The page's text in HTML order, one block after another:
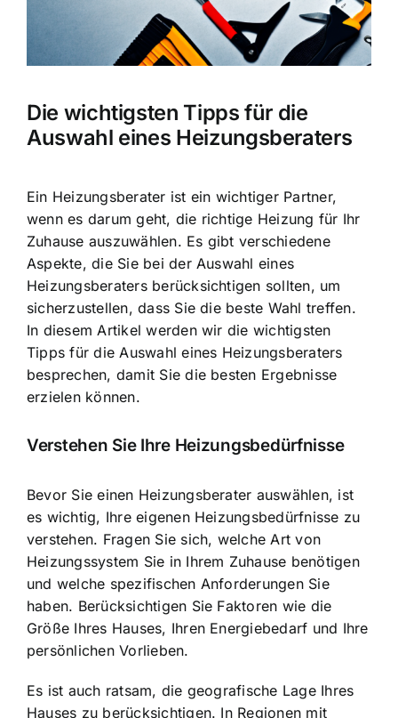
Die wichtigsten Tipps für die
Auswahl eines Heizungsberaters
Ein Heizungsberater ist ein wichtiger Partner,
wenn es darum geht, die richtige Heizung für Ihr
Zuhause auszuwählen. Es gibt verschiedene
Aspekte, die Sie bei der Auswahl eines
Heizungsberaters berücksichtigen sollten, um
sicherzustellen, dass Sie die beste Wahl treffen.
In diesem Artikel werden wir die wichtigsten
Tipps für die Auswahl eines Heizungsberaters
besprechen, damit Sie die besten Ergebnisse
erzielen können.
Verstehen Sie Ihre Heizungsbedürfnisse
Bevor Sie einen Heizungsberater auswählen, ist
es wichtig, Ihre eigenen Heizungsbedürfnisse zu
verstehen. Fragen Sie sich, welche Art von
Heizungssystem Sie in Ihrem Zuhause benötigen
und welche spezifischen Anforderungen Sie
haben. Berücksichtigen Sie Faktoren wie die
Größe Ihres Hauses, Ihren Energiebedarf und Ihre
persönlichen Vorlieben.
Es ist auch ratsam, die geografische Lage Ihres
Hauses zu berücksichtigen. In Regionen mit